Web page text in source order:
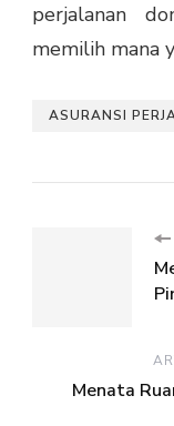
perjalanan
memilih mana
ASURANSI
Menata